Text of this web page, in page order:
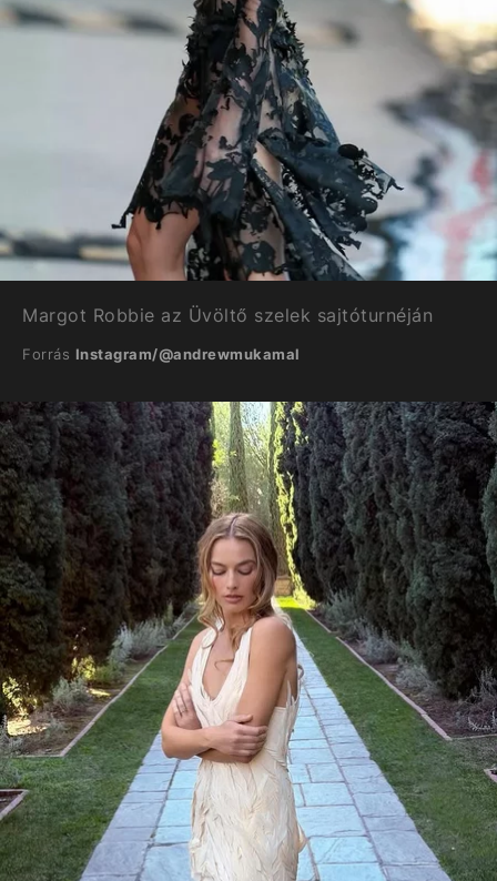
Margot Robbie az Üvöltő szelek sajtóturnéján
Forrás Instagram/@andrewmukamal